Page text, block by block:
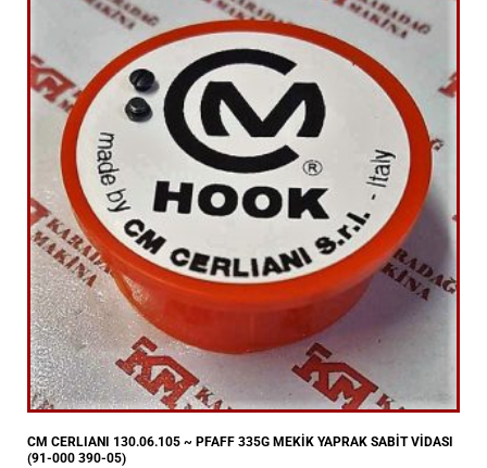
CM CERLIANI 130.06.105 ~ PFAFF 335G MEKİK YAPRAK SABİT VİDASI
(91-000 390-05)